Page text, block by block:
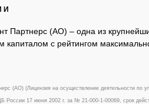
Партнерс (АО) – одна из
капиталом с рейтингом
(АО) (Лицензия на осуществление деятельности
17 июня 2002 г. за № 21-000-1-00069, срок